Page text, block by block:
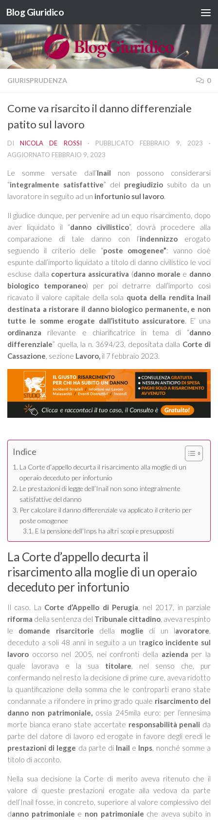
Salta al contenuto
Blog Giuridico
GIURISPRUDENZA 0
Come va risarcito il danno differenziale
patito sul lavoro
DINICOLA DE ROSSI · PUBBLICATO FEBBRAIO 9, 2023 ·
AGGIORNATO FEBBRAIO 9, 2023
Le somme versate dall’Inail non possono considerarsi
“integralmente satisfattive” del pregiudizio subito da un
lavoratore in seguito ad un infortunio sul lavoro.
Il giudice dunque, per pervenire ad un equo risarcimento, dopo
aver liquidato il “danno civilistico”, dovrà procedere alla
comparazione di tale danno con l’indennizzo erogato
seguendo il criterio delle “poste omogenee”: vanno cioè
espunte dall’importo liquidato a titolo di danno civilistico le voci
escluse dalla copertura assicurativa (danno morale e danno
biologico temporaneo) per poi detrarre dall’importo così
ricavato il valore capitale della sola quota della rendita Inail
destinata a ristorare il danno biologico permanente, e non
tutte le somme erogate dall’istituto assicuratore. E’ una
ordinanza rilevante e chiarificatrice in tema di “danno
differenziale” quella, la n. 3694/23, depositata dalla Corte di
Cassazione, sezione Lavoro, il 7 febbraio 2023.
Indice
La Corte d’appello decurta il risarcimento alla moglie di un
operaio deceduto per infortunio
Le prestazioni di legge dell’Inail non sono integralmente
satisfattive del danno
Per calcolare il danno differenziale va applicato il criterio per
poste omogenee
E la pensione dell’Inps ha altri scopi e presupposti
La Corte d’appello decurta il
risarcimento alla moglie di un operaio
deceduto per infortunio
Il caso. La Corte d’Appello di Perugia, nel 2017, in parziale
riforma della sentenza del Tribunale cittadino, aveva respinto
le domande risarcitorie della moglie di un lavoratore,
deceduto a soli 48 anni in seguito a un tragico incidente sul
lavoro occorso nel 2005, nei confronti della azienda per la
quale lavorava e la sua titolare, nel senso che, pur
confermando nel resto la decisione di prime cure, aveva ridotto
la quantificazione della somma che le controparti erano state
condannate a rifondere in primo grado quale risarcimento del
danno non patrimoniale, ossia 245mila euro: per l’ennesima
morte bianca erano state accertate responsabilità penali da
parte del datore di lavoro ed erogate in favore degli eredi le
prestazioni di legge da parte di Inail e Inps, nonché somme a
titolo di acconto.
Nella sua decisione la Corte di merito aveva ritenuto che il
valore di queste prestazioni erogate alla vedova da parte
dell’Inail fosse, in concreto, superiore al valore complessivo del
danno patrimoniale e non patrimoniale che aveva subito in